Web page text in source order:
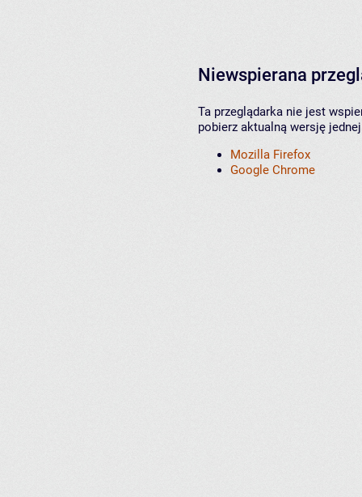
Niewspierana
Ta przeglądarka nie jest
pobierz aktualną wersję
Mozilla Firefox
Google Chrome